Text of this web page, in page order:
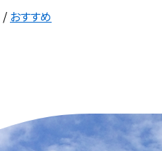
/ おすすめ